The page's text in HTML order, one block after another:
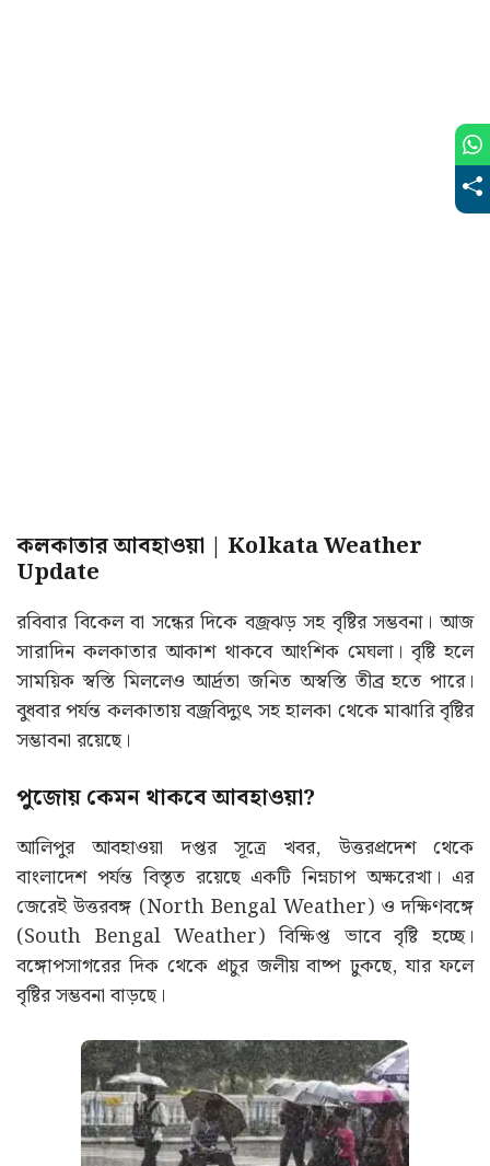
কলকাতার আবহাওয়া | Kolkata Weather
Update
রবিবার বিকেল বা সন্ধের দিকে বজ্রঝড় সহ বৃষ্টির সম্ভবনা। আজ
সারাদিন কলকাতার আকাশ থাকবে আংশিক মেঘলা। বৃষ্টি হলে
সাময়িক স্বস্তি মিললেও আর্দ্রতা জনিত অস্বস্তি তীব্র হতে পারে।
বুধবার পর্যন্ত কলকাতায় বজ্রবিদ্যুৎ সহ হালকা থেকে মাঝারি বৃষ্টির
সম্ভাবনা রয়েছে।
পুজোয় কেমন থাকবে আবহাওয়া?
আলিপুর আবহাওয়া দপ্তর সূত্রে খবর, উত্তরপ্রদেশ থেকে
বাংলাদেশ পর্যন্ত বিস্তৃত রয়েছে একটি নিম্নচাপ অক্ষরেখা। এর
জেরেই উত্তরবঙ্গ (North Bengal Weather) ও দক্ষিণবঙ্গে
(South Bengal Weather) বিক্ষিপ্ত ভাবে বৃষ্টি হচ্ছে।
বঙ্গোপসাগরের দিক থেকে প্রচুর জলীয় বাষ্প ঢুকছে, যার ফলে
বৃষ্টির সম্ভবনা বাড়ছে।